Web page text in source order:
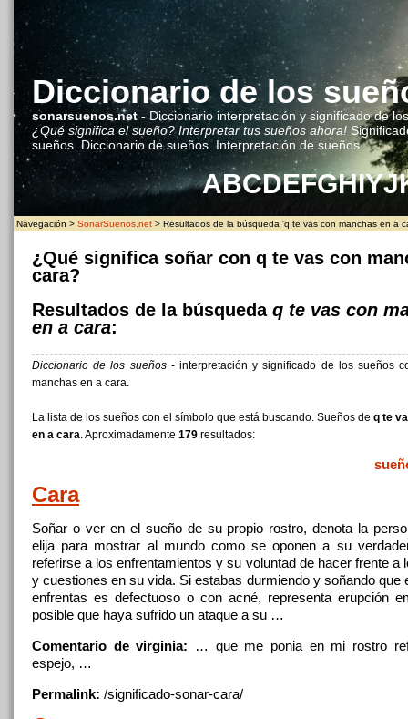
Diccionario de los
sonarsuenos.net- Diccionario interpretación y significado de
¿Qué significa el sueño? Interpretar tus sueños ahora!
sueños. Diccionario de sueños. Interpretación de sueños.
ABCDEFGHIYJ
Navegación > SonarSuenos.net > Resultados de la búsqueda 'q te vas con manchas en a
¿Qué significa soñar con q te vas con
cara?
Resultados de la búsqueda q te vas con
en a cara:
Diccionario de los sueños- interpretación y significado de los sueños
manchas en a cara.
La lista de los sueños con el símbolo que está buscando. Sueños de q te
en a cara. Aproximadamente 179 resultados:
Cara
Soñar o ver enel sueño de su propio rostro, denota la
elija para mostrar al mundo como se oponena su
referirsea los enfrentamientos y su voluntad de hacer frente a
y cuestionesen su vida. Si estabas durmiendo y soñando que
enfrentas es defectuoso o con acné, representa erupción
posible que haya sufrido un ataque a su …
Comentario de virginia: … que me ponia enmi rostro
espejo, …
Permalink: /significado-sonar-cara/